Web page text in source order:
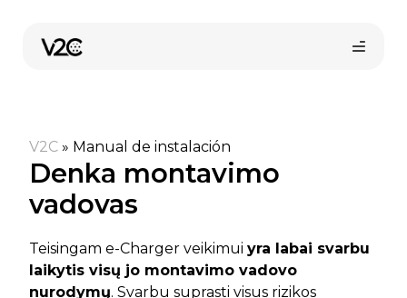
turinio
V2C » Manual de instalación
Denka montavimo
vadovas
Teisingam e-Charger veikimui yra labai svarbu
laikytis visų jo montavimo vadovo
nurodymų. Svarbu suprasti visus rizikos